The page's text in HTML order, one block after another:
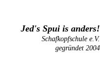
Jed's Spui is anders!
Schafkopfschule e.V.
gegründet 2004